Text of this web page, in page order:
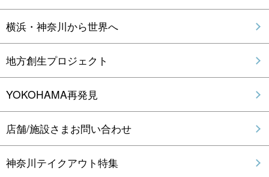
横浜・神奈川から世界へ
地方創生プロジェクト
YOKOHAMA再発見
店舗/施設さまお問い合わせ
神奈川テイクアウト特集